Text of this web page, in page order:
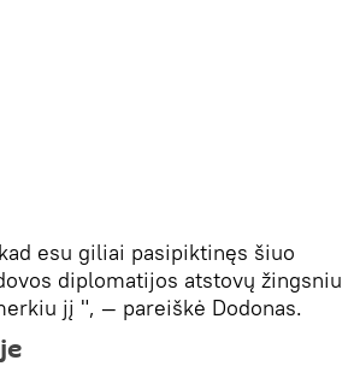
esu giliai pasipiktinęs šiuo
diplomatijos atstovų žingsniu
jį ", — pareiškė Dodonas.